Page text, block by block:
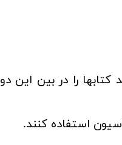
کتابها را در بین این دو
استفاده کنند.